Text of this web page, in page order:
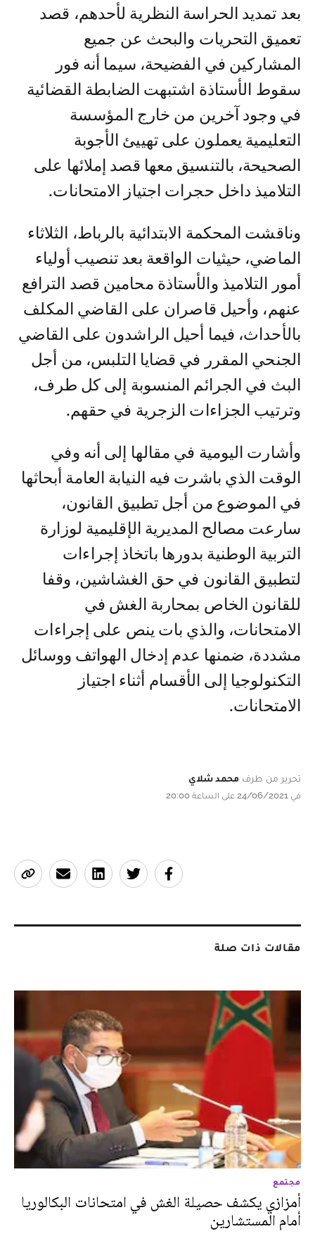
بعد تمديد الحراسة النظرية لأحدهم، قصد
تعميق التحريات والبحث عن جميع
المشاركين في الفضيحة، سيما أنه فور
سقوط الأستاذة اشتبهت الضابطة القضائية
في وجود آخرين من خارج المؤسسة
التعليمية يعملون على تهييئ الأجوبة
الصحيحة، بالتنسيق معها قصد إملائها على
التلاميذ داخل حجرات اجتياز الامتحانات.
وناقشت المحكمة الابتدائية بالرباط، الثلاثاء
الماضي، حيثيات الواقعة بعد تنصيب أولياء
أمور التلاميذ والأستاذة محامين قصد الترافع
عنهم، وأحيل قاصران على القاضي المكلف
بالأحداث، فيما أحيل الراشدون على القاضي
الجنحي المقرر في قضايا التلبس، من أجل
البث في الجرائم المنسوبة إلى كل طرف،
وترتيب الجزاءات الزجرية في حقهم.
وأشارت اليومية في مقالها إلى أنه وفي
الوقت الذي باشرت فيه النيابة العامة أبحاثها
في الموضوع من أجل تطبيق القانون،
سارعت مصالح المديرية الإقليمية لوزارة
التربية الوطنية بدورها باتخاذ إجراءات
لتطبيق القانون في حق الغشاشين، وقفا
للقانون الخاص بمحاربة الغش في
الامتحانات، والذي بات ينص على إجراءات
مشددة، ضمنها عدم إدخال الهواتف ووسائل
التكنولوجيا إلى الأقسام أثناء اجتياز
الامتحانات.
تحرير من طرف محمد شلاي
في 24/06/2021 على الساعة 20:00
مقالات ذات صلة
مجتمع
أمزازي يكشف حصيلة الغش في امتحانات البكالوريا
أمام المستشارين